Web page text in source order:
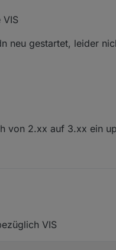
Nutzbarkeit. Das Thema
nicht:
nicht
neu gestartet, leider
von 2.xx auf 3.xx ein
gefahren die im Admin
VIS